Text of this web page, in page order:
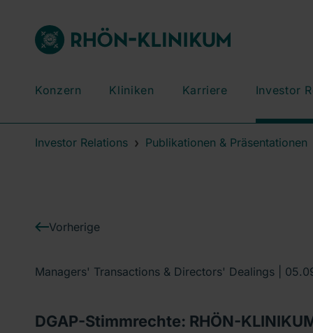
Konzern Kliniken Karriere Investor
Investor Relations Publikationen & Präsentationen
Vorherige
Managers' Transactions & Directors' Dealings |
DGAP-Stimmrechte: RHÖN-